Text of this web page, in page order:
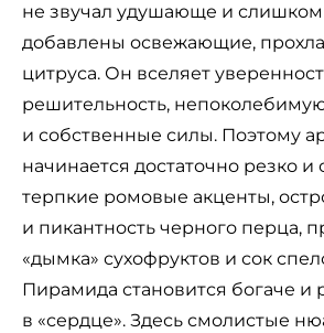
не звучал удушающе и
добавлены освежающие,
цитруса. Он вселяет
решительность,
и собственные силы. Поэтому
начинается достаточно резко и
терпкие ромовые акценты,
и пикантность черного перца,
«дымка» сухофруктов и сок
Пирамида становится богаче и
в «сердце». Здесь смолистые